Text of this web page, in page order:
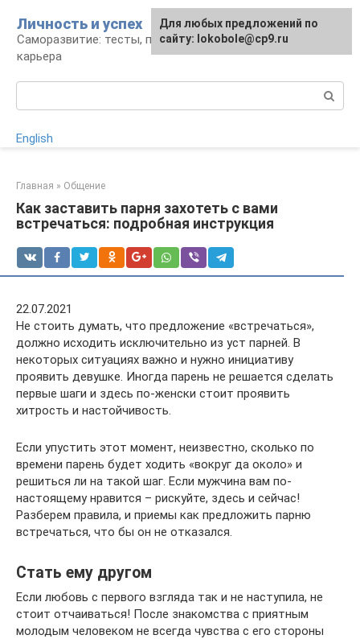
контенту
Личность и успех
Саморазвитие: тесты, психология, работа и
карьера
English
Главная » Общение
Как заставить парня захотеть с вами
встречаться: подробная инструкция
22.07.2021
Не стоить думать, что предложение «встречаться»,
должно исходить исключительно из уст парней. В
некоторых ситуациях важно и нужно инициативу
проявить девушке. Иногда парень не решается сделать
первые шаги и здесь по-женски стоит проявить
хитрость и настойчивость.
Если упустить этот момент, неизвестно, сколько по
времени парень будет ходить «вокруг да около» и
решиться ли на такой шаг. Если мужчина вам по-
настоящему нравится – рискуйте, здесь и сейчас!
Разберем правила, и приемы как предложить парню
встречаться, что бы он не отказался.
Стать ему другом
Если любовь с первого взгляда так и не наступила, не
стоит отчаиваться! После знакомства с приятным
молодым человеком не всегда чувства с его стороны
Для любых предложений по
сайту: lokobole@cp9.ru